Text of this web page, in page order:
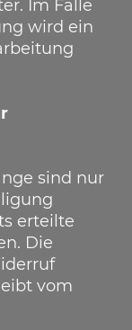
Im Falle
wird ein
sind nur
erteilte
Die
vom